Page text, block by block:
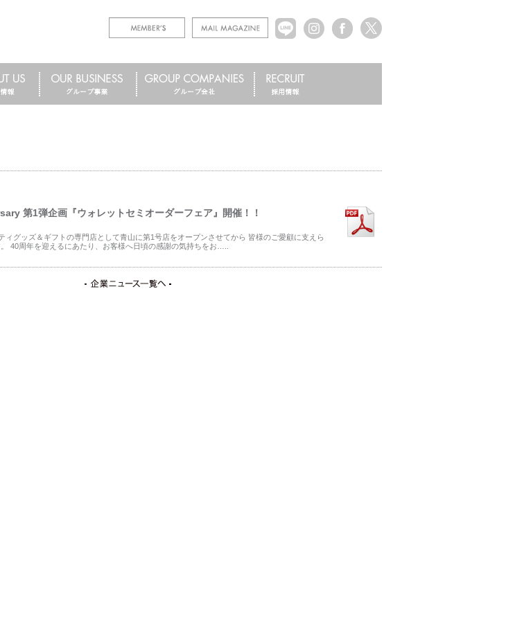
第1弾企画『ウォレットセミオーダーフェア』開催！！
ィグッズ＆ギフトの専門店として青山に第1号店をオープンさせてから 皆様のご愛顧に支えら
40周年を迎えるにあたり、お客様へ日頃の感謝の気持ちをお…..